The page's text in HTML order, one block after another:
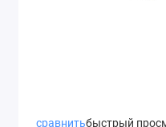
сравнитьбыстрый